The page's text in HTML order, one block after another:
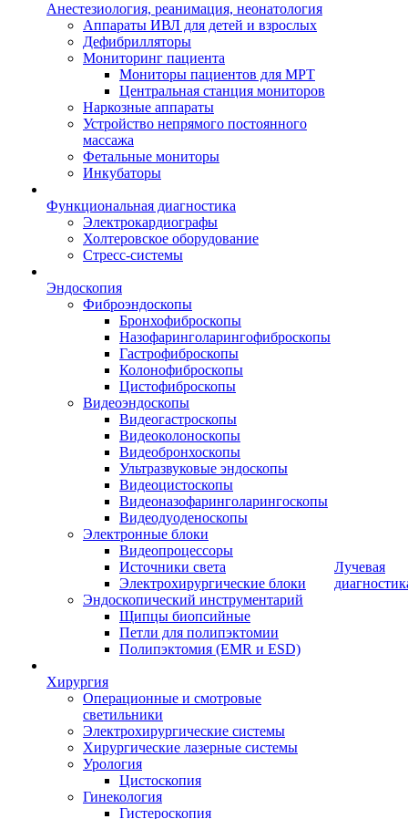
Анестезиология, реанимация, неонатология
Аппараты ИВЛ для детей и взрослых
Дефибрилляторы
Мониторинг пациента
Мониторы пациентов для МРТ
Центральная станция мониторов
Наркозные аппараты
Устройство непрямого постоянного
массажа
Фетальные мониторы
Инкубаторы
Функциональная диагностика
Электрокардиографы
Холтеровское оборудование
Стресс-системы
Эндоскопия
Фиброэндоскопы
Бронхофиброскопы
Назофаринголарингофиброскопы
Гастрофиброскопы
Колонофиброскопы
Цистофиброскопы
Видеоэндоскопы
Видеогастроскопы
Видеоколоноскопы
Видеобронхоскопы
Ультразвуковые эндоскопы
Видеоцистоскопы
Видеоназофаринголарингоскопы
Видеодуоденоскопы
Электронные блоки
Видеопроцессоры
Источники света
Электрохирургические блоки
Эндоскопический инструментарий
Щипцы биопсийные
Петли для полипэктомии
Полипэктомия (EMR и ESD)
Хирургия
Операционные и смотровые
светильники
Электрохирургические системы
Хирургические лазерные системы
Урология
Цистоскопия
Гинекология
Гистероскопия
Лучевая